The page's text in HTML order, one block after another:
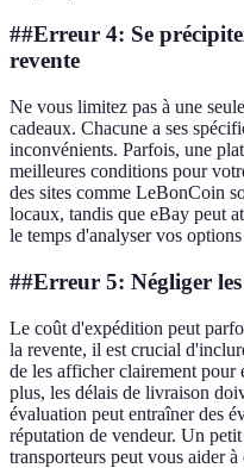
##Erreur 4: Se
revente
Ne vous limitez pas à une
cadeaux. Chacune a ses
inconvénients. Parfois, une
meilleures conditions pour
des sites comme LeBonCoin
locaux, tandis que eBay peut
le temps d'analyser vos
##Erreur 5: Négliger
Le coût d'expédition peut
la revente, il est crucial
de les afficher clairement pour
plus, les délais de livraison
évaluation peut entraîner des
réputation de vendeur. Un
transporteurs peut vous aider